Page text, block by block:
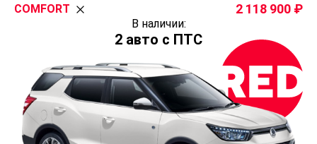
COMFORT 2 118 900
В наличии:
2 авто с ПТС